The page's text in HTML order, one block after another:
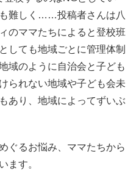
難しく……投稿者さんは八
のママたちによると登校班
しても地域ごとに管理体制
域のように自治会と子ども
られない地域や子ども会未
あり、地域によってずいぶ
ぐるお悩み、ママたちから
ます。